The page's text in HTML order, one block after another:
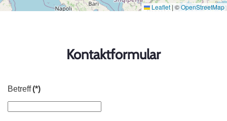
Leaflet | ©OpenStreetMap
Kontaktformular
Betreff(*)